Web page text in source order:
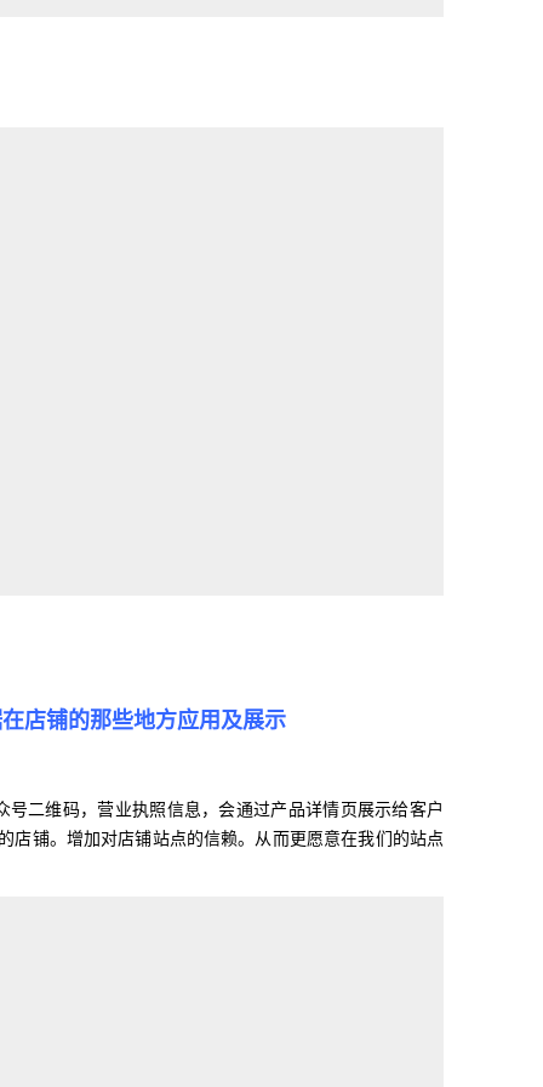
店铺的那些地方应用及展示
号二维码，营业执照信息，会通过产品详情页展示给客户
店铺。增加对店铺站点的信赖。从而更愿意在我们的站点